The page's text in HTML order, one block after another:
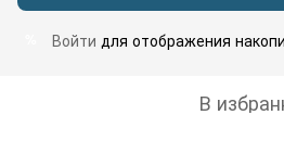
Войти для отображения
В